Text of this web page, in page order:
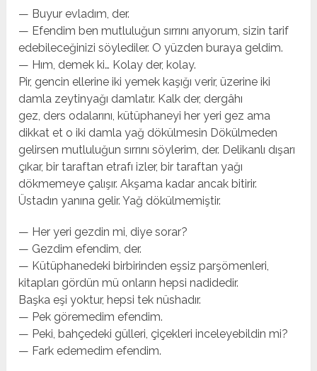
— Buyur evladım, der.
— Efendim ben mutluluğun sırrını arıyorum, sizin tarif
edebileceğinizi söylediler. O yüzden buraya geldim.
— Hım, demek ki… Kolay der, kolay.
Pir, gencin ellerine iki yemek kaşığı verir, üzerine iki
damla zeytinyağı damlatır. Kalk der, dergâhı
gez, ders odalarını, kütüphaneyi her yeri gez ama
dikkat et o iki damla yağ dökülmesin Dökülmeden
gelirsen mutluluğun sırrını söylerim, der. Delikanlı dışarı
çıkar, bir taraftan etrafı izler, bir taraftan yağı
dökmemeye çalışır. Akşama kadar ancak bitirir.
Üstadın yanına gelir. Yağ dökülmemiştir.
— Her yeri gezdin mi, diye sorar?
— Gezdim efendim, der.
— Kütüphanedeki birbirinden eşsiz parşömenleri,
kitapları gördün mü onların hepsi nadidedir.
Başka eşi yoktur, hepsi tek nüshadır.
— Pek göremedim efendim.
— Peki, bahçedeki gülleri, çiçekleri inceleyebildin mi?
— Fark edemedim efendim.